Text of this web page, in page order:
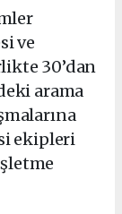
ve
30’dan
arama
ekipleri